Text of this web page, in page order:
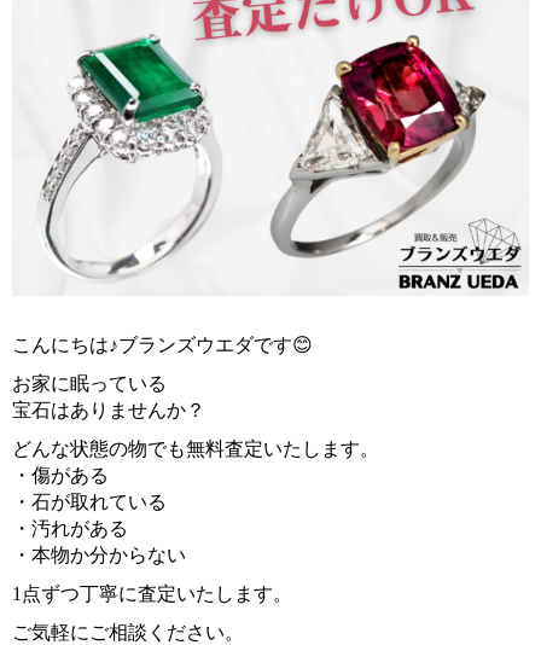
こんにちは♪ブランズウエダです😊
お家に眠っている
宝石はありませんか？
どんな状態の物でも無料査定いたします。
・傷がある
・石が取れている
・汚れがある
・本物か分からない
1点ずつ丁寧に査定いたします。
ご気軽にご相談ください。